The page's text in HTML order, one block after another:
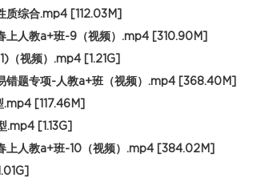
综合.mp4 [112.03M]
上人教a+班-9（视频）.mp4 [310.90M]
（视频）.mp4 [1.21G]
错题专项-人教a+班（视频）.mp4 [368.40M]
[117.46M]
[1.13G]
上人教a+班-10（视频）.mp4 [384.02M]